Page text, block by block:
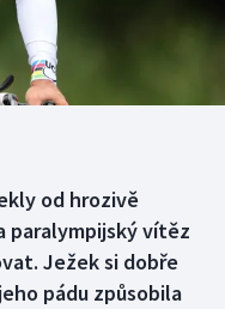
od hrozivě
paralympijský vítěz
Ježek si dobře
pádu způsobila